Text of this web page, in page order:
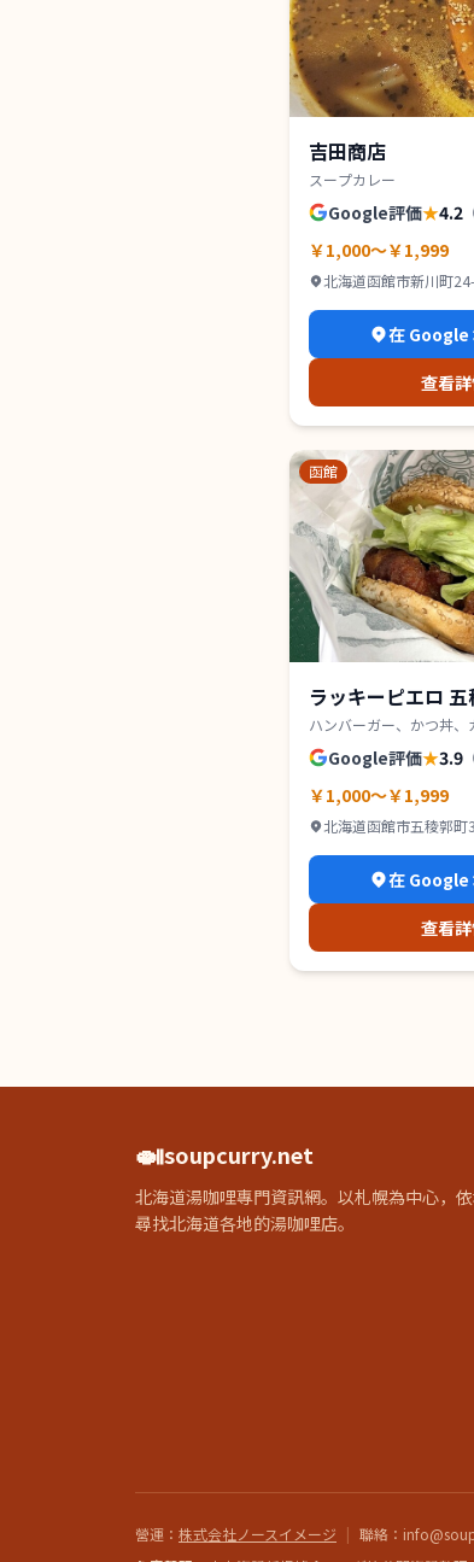
吉田商店
スープカレー
Google評価★4.2
￥1,000～￥1,999
北海道函館市新川町
在 Google
查看
函館
ラッキーピエロ
ハンバーガー、かつ丼、
Google評価★3.9
￥1,000～￥1,999
北海道函館市五稜郭町
在 Google
查看
🍛soupcurry.net
北海道湯咖哩專門資訊網。以札幌為中心，
尋找北海道各地的湯咖哩店。
營運 ： 株式会社ノースイメージ | 聯絡 ：